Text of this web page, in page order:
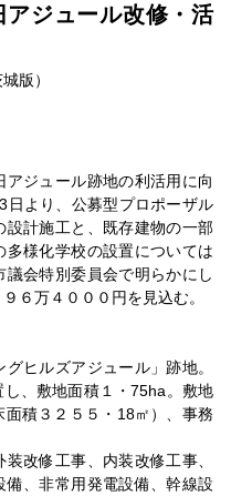
ジュール改修・活
版）
ジュール跡地の利活用に向
日より、公募型プロポーザル
計施工と、既存建物の一部
様化学校の設置については
会特別委員会で明らかにし
６万４０００円を見込む。
ヒルズアジュール」跡地。
、敷地面積１・75ha。敷地
積３２５５・18㎡）、事務
改修工事、内装改修工事、
、非常用発電設備、幹線設